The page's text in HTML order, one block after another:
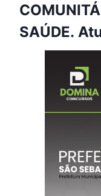
SAÚDE.